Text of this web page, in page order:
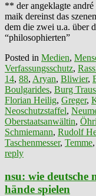
** der angeklagte
maik dereinst das
dem die zwei u.a. über
“philosophierten”
Posted in Medien,
Verfassungsschutz,
14, 88, Aryan, Bliwier,
Boulgarides, Burg
Florian Heilig, Greger,
Neoschutzstaffel,
Oberstaatsanwältin,
Schmiemann, Rudolf
Taschenmesser, Temme,
reply
nsu: wie deutsche
hände spielen